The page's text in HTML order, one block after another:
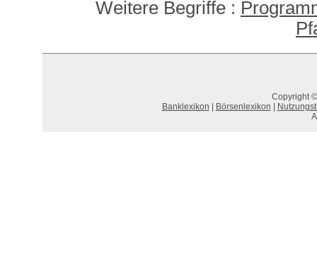
Weitere Begriffe :
Copyright
Banklexikon
Börsenlexikon